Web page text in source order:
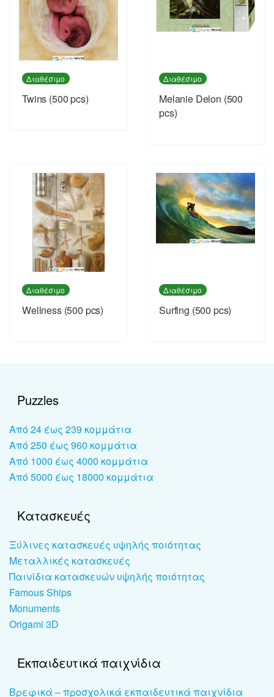
Διαθέσιμο
Twins (500 pcs)
Διαθέσιμο
Melanie Delon (500
pcs)
Διαθέσιμο
Wellness (500 pcs)
Διαθέσιμο
Surfing (500 pcs)
Puzzles
Από 24 έως 239 κομμάτια
Από 250 έως 960 κομμάτια
Από 1000 έως 4000 κομμάτια
Από 5000 έως 18000 κομμάτια
Κατασκευές
Ξύλινες κατασκευές υψηλής ποιότητας
Μεταλλικές κατασκευές
Παινίδια κατασκευών υψηλής ποιότητας
Famous Ships
Monuments
Origami 3D
Εκπαιδευτικά παιχνίδια
Βρεφικά – προσχολικά εκπαιδευτικά παιχνίδια